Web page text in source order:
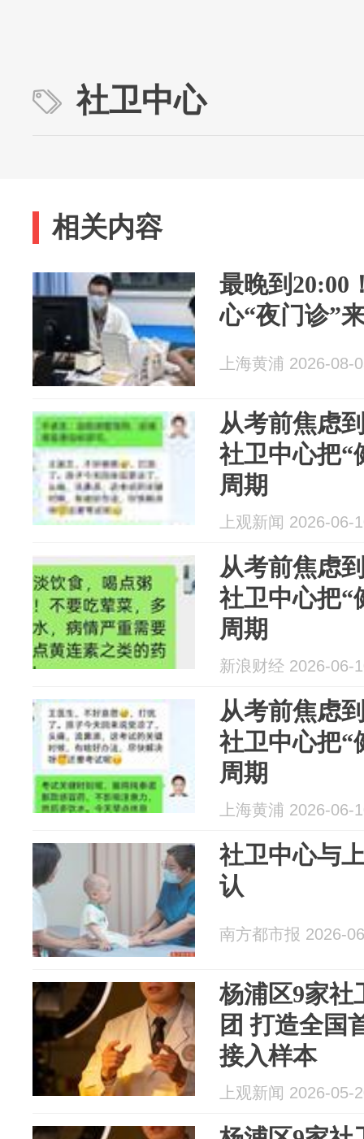
社卫中心
相关内容
最晚到20:00
心“夜门诊”
上海黄浦 2026-08-
从考前焦虑
社卫中心把“
周期
上观新闻 2026-06-
从考前焦虑
社卫中心把“
周期
新浪财经 2026-06-
从考前焦虑
社卫中心把“
周期
上海黄浦 2026-06-
社卫中心与
认
南方都市报 2026-
杨浦区9家社
团 打造全国
接入样本
上观新闻 2026-05-